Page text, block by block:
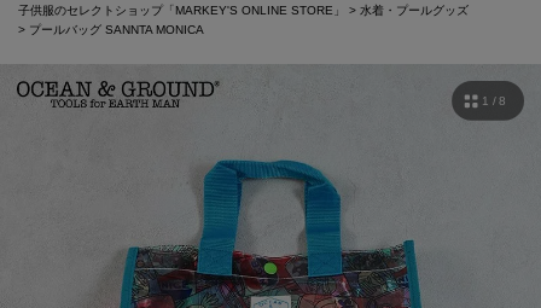
子供服のセレクトショップ「MARKEY'S ONLINE STORE」
水着・プールグッズ
プールバッグ SANNTA MONICA
1 / 8